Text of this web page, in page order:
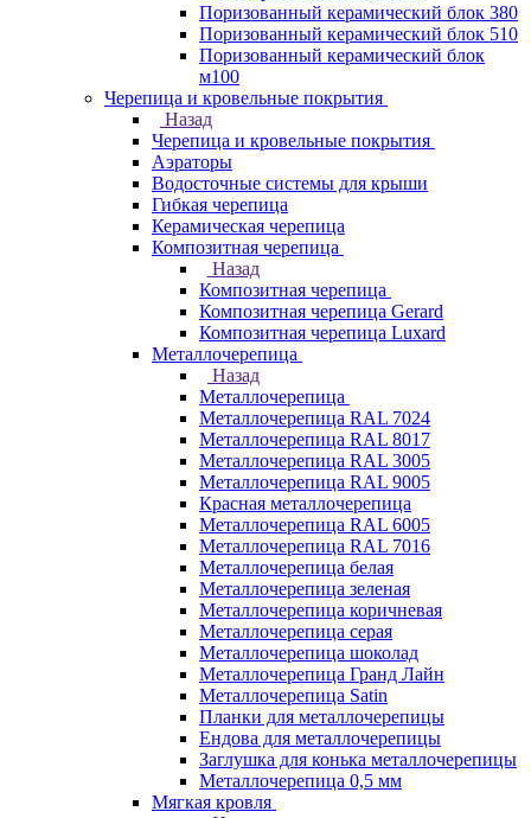
Поризованный керамический блок 380
Поризованный керамический блок 510
Поризованный керамический блок
м100
Черепица и кровельные покрытия
Назад
Черепица и кровельные покрытия
Аэраторы
Водосточные системы для крыши
Гибкая черепица
Керамическая черепица
Композитная черепица
Назад
Композитная черепица
Композитная черепица Gerard
Композитная черепица Luxard
Металлочерепица
Назад
Металлочерепица
Металлочерепица RAL 7024
Металлочерепица RAL 8017
Металлочерепица RAL 3005
Металлочерепица RAL 9005
Красная металлочерепица
Металлочерепица RAL 6005
Металлочерепица RAL 7016
Металлочерепица белая
Металлочерепица зеленая
Металлочерепица коричневая
Металлочерепица серая
Металлочерепица шоколад
Металлочерепица Гранд Лайн
Металлочерепица Satin
Планки для металлочерепицы
Ендова для металлочерепицы
Заглушка для конька металлочерепицы
Металлочерепица 0,5 мм
Мягкая кровля